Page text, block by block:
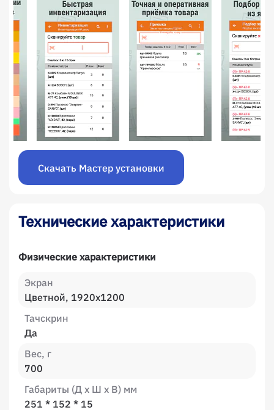
Скачать Мастер установки
Технические характеристики
Физические характеристики
Экран
Цветной, 1920x1200
Тачскрин
Да
Вес, г
700
Габариты (Д х Ш х В) мм
251 * 152 * 15